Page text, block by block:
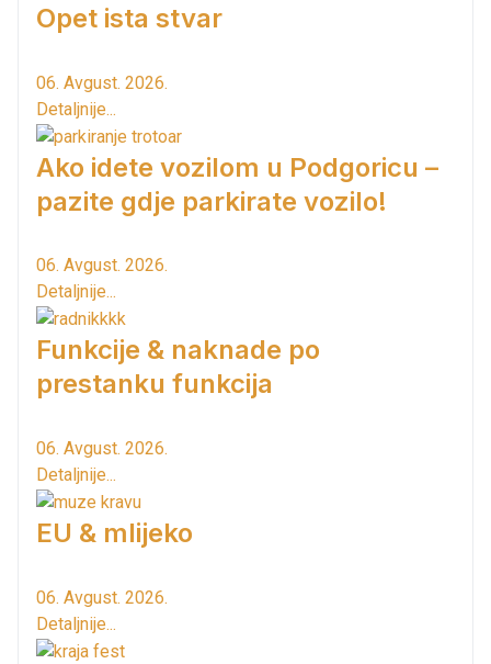
Opet ista stvar
06. Avgust. 2026.
Detaljnije...
Ako idete vozilom u Podgoricu –
pazite gdje parkirate vozilo!
06. Avgust. 2026.
Detaljnije...
Funkcije & naknade po
prestanku funkcija
06. Avgust. 2026.
Detaljnije...
EU & mlijeko
06. Avgust. 2026.
Detaljnije...